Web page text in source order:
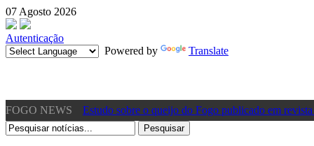
07 Agosto 2026
Autenticação
Powered by
Translate
FOGO NEWS Estudo sobre o queijo do Fogo publicado em
11:01